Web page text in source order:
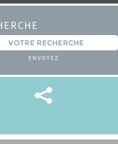
ENVOYEZ